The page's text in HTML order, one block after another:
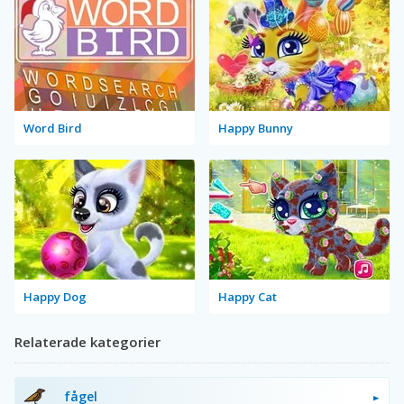
Word Bird Happy Bunny
Happy Dog Happy Cat
Relaterade kategorier
fågel